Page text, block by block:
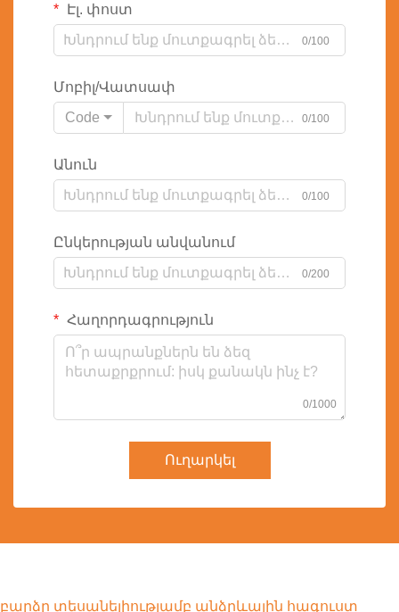
Էլ. փոստ
0/100
Մոբիլ/Վատսափ
Code
0/100
Անուն
0/100
Ընկերության անվանում
0/200
Հաղորդագրություն
0/1000
Ուղարկել
բարձր տեսանելիությամբ անձրևային հագուստ